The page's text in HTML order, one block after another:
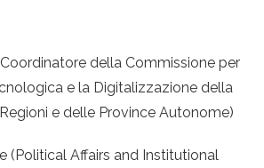
della Commissione per
e la Digitalizzazione della
e delle Province Autonome)
(Political Affairs and Institutional